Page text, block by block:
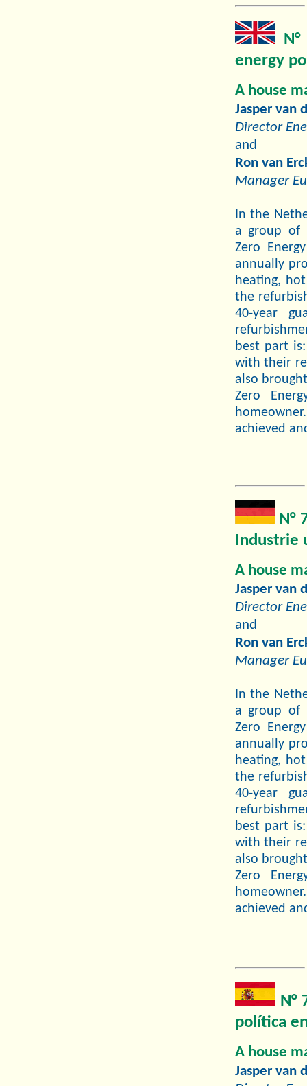
energy
A house
Jasper van
Director
and
Ron van
Manager
In the
a group of
Zero
annually
heating,
the
40-year
best part
with their
also
Zero
achieved
N°
Industrie
A house
Jasper van
Director
and
Ron van
Manager
In the
a group of
Zero
annually
heating,
the
40-year
best part
with their
also
Zero
achieved
N°
política
A house
Jasper van